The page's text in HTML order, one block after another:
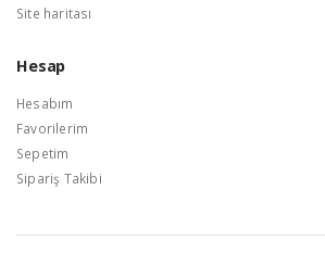
Site haritası
Hesap
Hesabım
Favorilerim
Sepetim
Sipariş Takibi